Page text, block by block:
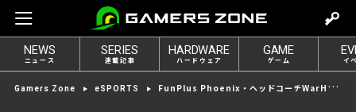
e
t
NEWS
ニュース
SERIES
連載記事
HARDWARE
ハードウェア
GAME
ゲーム イ
Gamers Zone eSPORTS FunPlus Phoenix・ヘッドコーチWarHorse氏ショートインタビュー＜グループステージDay5＞【『LoL』世界大会2019現地レポート】